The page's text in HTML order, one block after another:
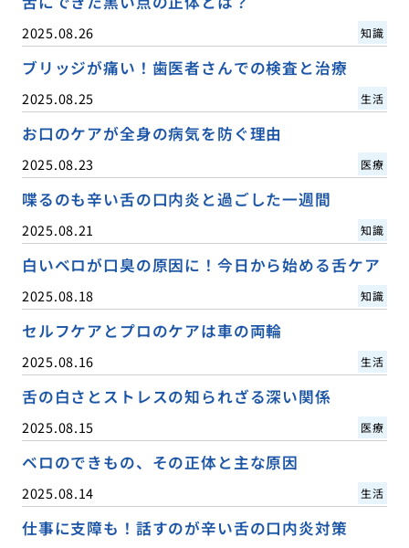
2025.08.26 知識
ブリッジが痛い！歯医者さんでの検査と治療
2025.08.25 生活
お口のケアが全身の病気を防ぐ理由
2025.08.23 医療
喋るのも辛い舌の口内炎と過ごした一週間
2025.08.21 知識
白いベロが口臭の原因に！今日から始める舌ケア
2025.08.18 知識
セルフケアとプロのケアは車の両輪
2025.08.16 生活
舌の白さとストレスの知られざる深い関係
2025.08.15 医療
ベロのできもの、その正体と主な原因
2025.08.14 生活
仕事に支障も！話すのが辛い舌の口内炎対策